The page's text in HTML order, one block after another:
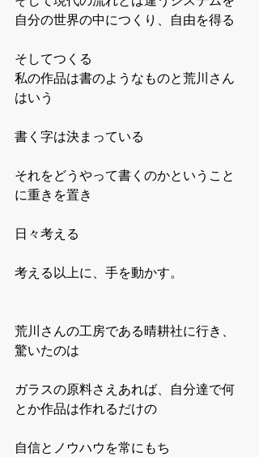
自分の世界の中につくり、自由を得る
そしてつくる
私の作品は書のようなものと荒川さん
はいう
書く字は決まっている
それをどうやって書くのかということ
に重きを置き
日々考える
考える以上に、手を動かす。
荒川さんの工房である晴耕社に行き、
驚いたのは
ガラスの原料さえあれば、自分達で何
とか作品は作れるだけの
自信とノウハウを常にもち